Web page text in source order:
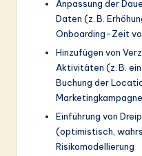
Anpassung der
Daten (z. B.
Onboarding-Zeit
Hinzufügen von
Aktivitäten (z. B.
Buchung der
Einführung von
(optimistisch,
Risikomodellierung